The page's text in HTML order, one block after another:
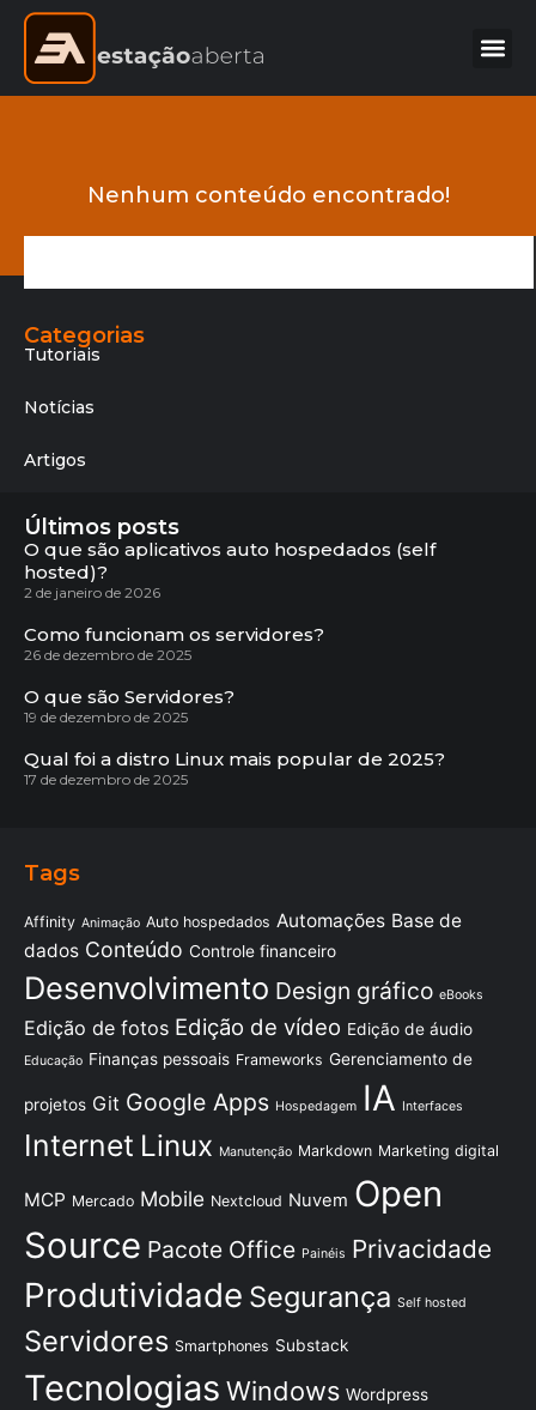
Nenhum conteúdo encontrado!
Categorias
Tutoriais
Notícias
Artigos
Últimos posts
O que são aplicativos auto hospedados (self
hosted)?
2 de janeiro de 2026
Como funcionam os servidores?
26 de dezembro de 2025
O que são Servidores?
19 de dezembro de 2025
Qual foi a distro Linux mais popular de 2025?
17 de dezembro de 2025
Tags
Affinity Animação Auto hospedados Automações Base de
dados Conteúdo Controle financeiro
Desenvolvimento Design gráfico eBooks
Edição de fotos Edição de vídeo Edição de áudio
Educação Finanças pessoais Frameworks Gerenciamento de
projetos Git Google Apps Hospedagem IA Interfaces
Internet Linux Manutenção Markdown Marketing digital
MCP Mercado Mobile Nextcloud Nuvem Open
Source Pacote Office Painéis Privacidade
Produtividade Segurança Self hosted
Servidores Smartphones Substack
Tecnologias Windows Wordpress